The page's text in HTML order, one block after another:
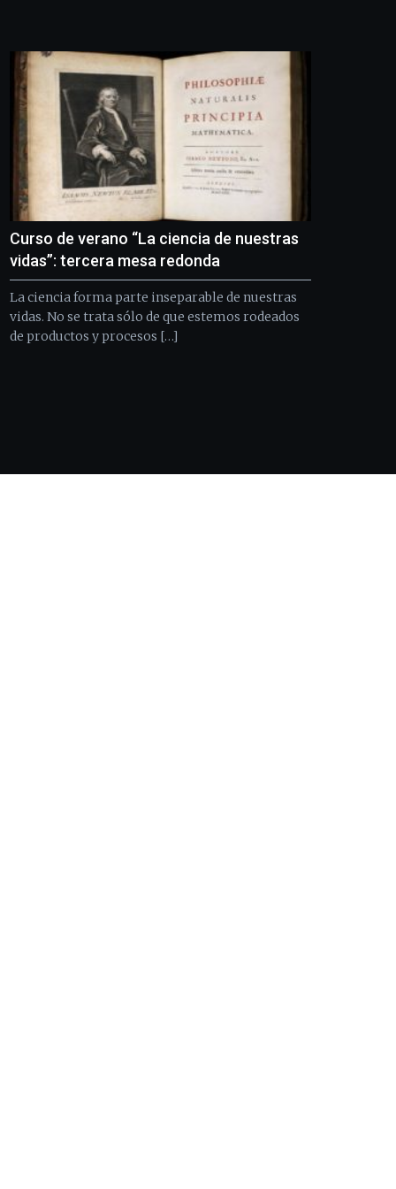
Curso de verano “La ciencia de nuestras
vidas”: tercera mesa redonda
La ciencia forma parte inseparable de nuestras
vidas. No se trata sólo de que estemos rodeados
de productos y procesos […]